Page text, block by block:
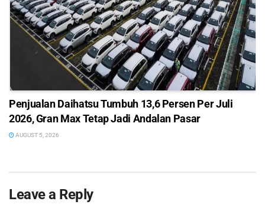
Penjualan Daihatsu Tumbuh 13,6 Persen Per Juli
2026, Gran Max Tetap Jadi Andalan Pasar
AUGUST 5, 2026
Leave a Reply